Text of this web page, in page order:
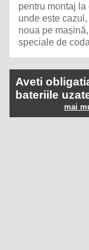
pentru montaj
unde este
noua pe
speciale de
Aveti
bateriile
mai